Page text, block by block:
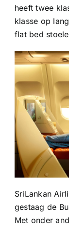
heeft twee
klasse op
flat bed
SriLankan
gestaag de
Met onder